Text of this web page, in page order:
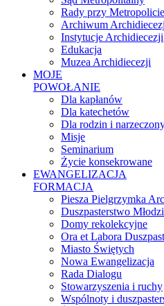
Rady przy
Archiwum
Instytucje Archidiecezji
Edukacja
Muzea Archidiecezji
MOJE
POWOŁANIE
Dla kapłanów
Dla katechetów
Dla rodzin i
Misje
Seminarium
Życie konsekrowane
EWANGELIZACJA
FORMACJA
Piesza Pielgrzymka
Duszpasterstwo
Domy rekolekcyjne
Ora et Labora
Miasto Świętych
Nowa Ewangelizacja
Rada Dialogu
Stowarzyszenia i ruchy
Wspólnoty i